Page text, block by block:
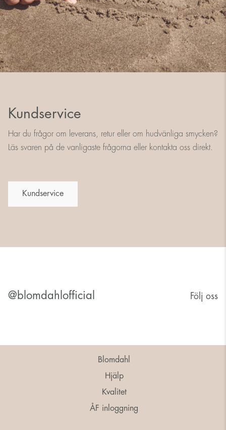
Kundservice
Har du frågor om leverans, retur eller om hudvänliga smycken?
Läs svaren på de vanligaste frågorna eller kontakta oss direkt.
Kundservice
@blomdahlofficial Följ oss
Blomdahl
Hjälp
Kvalitet
ÅF inloggning